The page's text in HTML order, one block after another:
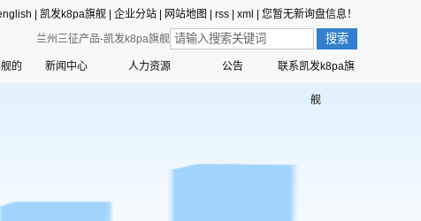
凯发k8pa旗舰 企业分站 网站地图 rss xml
您暂无新询盘信息！
兰州三征产品-凯发k8pa旗舰
的
标识解析
新闻中心 人力资源
员工投诉和举报管理制度
公告 联系凯发k8pa旗
舰